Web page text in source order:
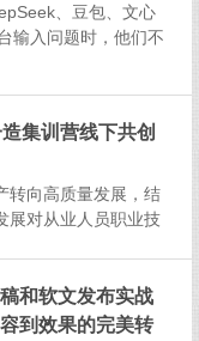
础湖南省级主流媒
、豆包、文心
输入问题时，他们不
集训营线下共创
转向高质量发展，结
展对从业人员职业技
和软文发布实战
到效果的完美转